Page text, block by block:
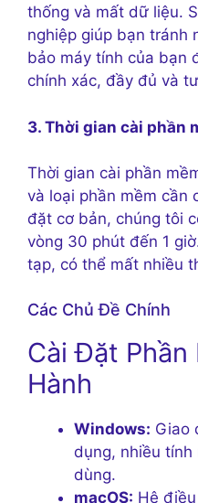
thống và mất dữ liệu.
nghiệp giúp bạn tránh
bảo máy tính của bạn
chính xác, đầy đủ và
3. Thời gian cài phần
Thời gian cài phần
và loại phần mềm cần
đặt cơ bản, chúng tôi
vòng 30 phút đến 1
tạp, có thể mất nhiều
Các Chủ Đề Chính
Cài Đặt
Hành
Windows: Giao
dụng, nhiều tính
dùng.
macOS: Hệ